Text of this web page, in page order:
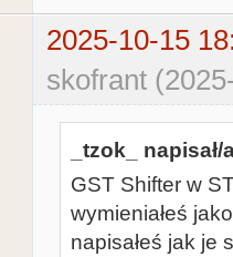
2025-10-15
skofrant
_tzok_ napisał/
GST Shifter w
wymieniałeś
napisałeś jak je